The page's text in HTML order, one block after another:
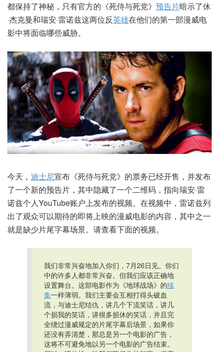
都保持了神秘，只有官方的《死侍与死党》 预告片暗示了休
·杰克曼和瑞安·雷诺兹这两位反英雄在他们的第一部漫威电
影中将面临哪些威胁。
今天， 迪士尼宣布《死侍与死党》的票务已经开售，并发布
了一个新的预告片，其中隐藏了一个二维码，指向瑞安·雷
诺兹个人YouTube账户上发布的视频。在视频中，雷诺兹列
出了观众可以期待的即将上映的漫威电影的内容，其中之一
就是缺少片尾字幕场景。请查看下面的视频。
我们非常兴奋地加入你们，7月26日见。你们
中的许多人都非常兴奋。但我们应该正确地
设置舞台。这部电影作为《地球战场》的续
集一样薄弱。我们主要会互相打得头破血
流，与迪士尼结仇，讲几个下流笑话，讲几
个损我的笑话，讲很多损休的笑话，并且完
全绕过漫威规定的片尾字幕后场景，如果你
还没有弄清楚，那总是另一个电影的广告，
这将不可避免地以另一个电影的广告结束。